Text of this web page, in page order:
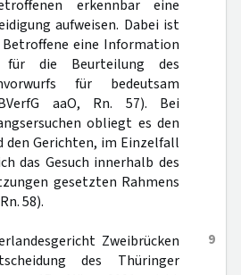
erkennbar eine
aufweisen. Dabei ist
eine Information
für die Beurteilung des
für bedeutsam
aaO, Rn. 57). Bei
obliegt es den
den Gerichten, im Einzelfall
das Gesuch innerhalb des
gesetzten Rahmens
58).
9
Zweibrücken
des Thüringer